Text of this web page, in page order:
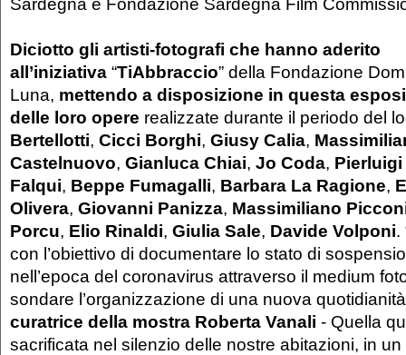
Diciotto gli artisti-fotografi che hanno aderito
all’iniziativa “TiAbbraccio” della Fondazione
Luna, mettendo a disposizione in questa
delle loro opere realizzate durante il periodo del
Bertellotti, Cicci Borghi, Giusy Calia,
Castelnuovo, Gianluca Chiai, Jo Coda,
Falqui, Beppe Fumagalli, Barbara La Ragione,
Olivera, Giovanni Panizza, Massimiliano
Porcu, Elio Rinaldi, Giulia Sale, Davide Volponi.
con l’obiettivo di documentare lo stato di
nell’epoca del coronavirus attraverso il medium
sondare l’organizzazione di una nuova
curatrice della mostra Roberta Vanali - Quella
sacrificata nel silenzio delle nostre abitazioni, in